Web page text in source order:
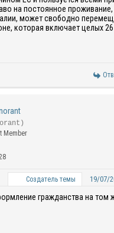
на постоянное
может свободно
которая включает целых 26
Member
Создатель темы 19/07/
гражданства на том